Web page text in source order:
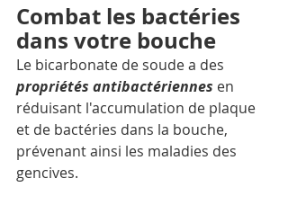
Combat les bactéries
dans votre bouche
Le bicarbonate de soude a des
propriétés antibactériennes en
réduisant l'accumulation de plaque
et de bactéries dans la bouche,
prévenant ainsi les maladies des
gencives.